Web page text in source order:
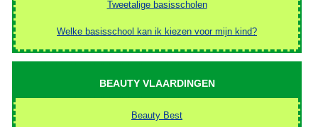
Tweetalige basisscholen
Welke basisschool kan ik kiezen voor mijn kind?
BEAUTY VLAARDINGEN
Beauty Best